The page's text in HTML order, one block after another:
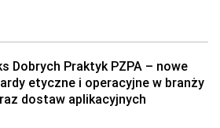
Dobrych Praktyk PZPA – nowe
etyczne i operacyjne w branży
dostaw aplikacyjnych